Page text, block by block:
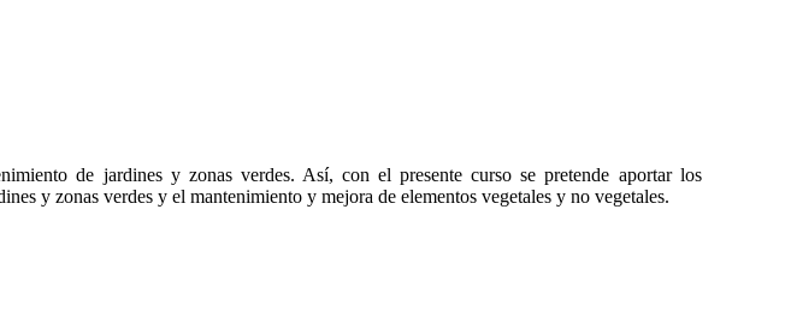
de jardines y zonas verdes. Así, con el presente curso se pretende aportar los
y zonas verdes y el mantenimiento y mejora de elementos vegetales y no vegetales.